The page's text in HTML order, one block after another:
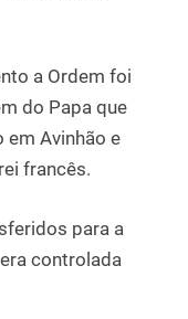
a Ordem foi
do Papa que
em Avinhão e
francês.
para a
controlada